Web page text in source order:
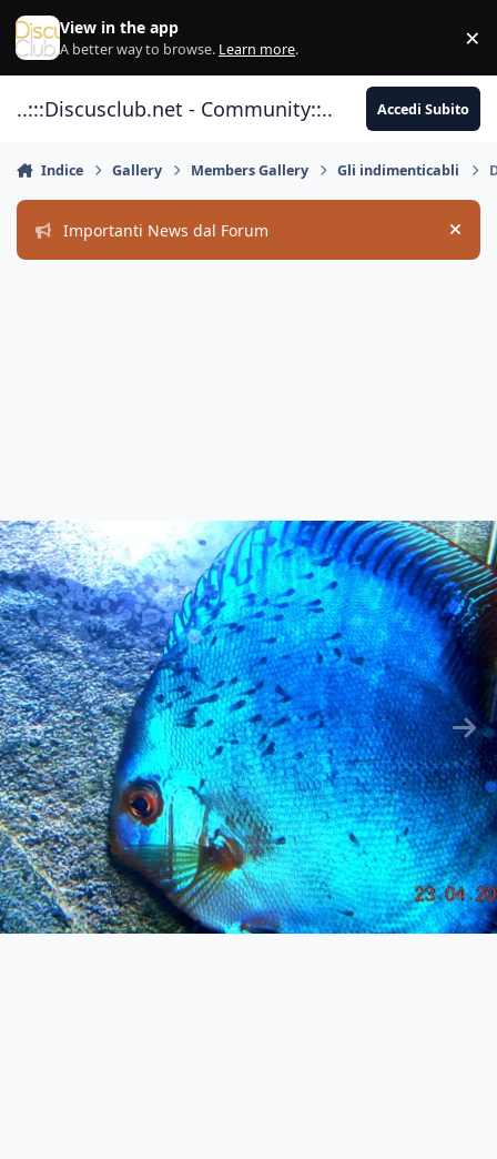
Vai al contenuto
View in the app
A better way to browse. Learn more. ×
..:::Discusclub.net - Community::.. Accedi Subito
Indice Gallery Members Gallery Gli indimenticabli
Importanti News dal Forum Hide